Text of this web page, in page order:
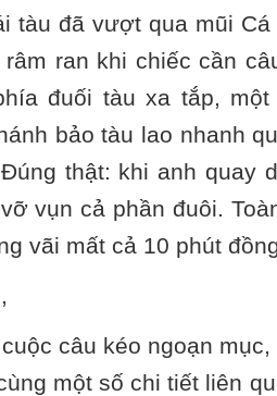
tàu đã vượt qua mũi
ran khi chiếc cần
đuối tàu xa tắp,
bảo tàu lao nhanh
thật: khi anh quay
vụn cả phần đuôi.
vãi mất cả 10 phút
câu kéo ngoạn
một số chi tiết liên